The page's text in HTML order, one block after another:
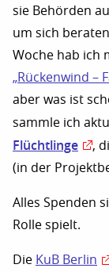
sie Behörden
um sich
Woche hab ich
„Rückenwind –
aber was ist
sammle ich
Flüchtlinge
,
(in der
Alles Spenden
Rolle spielt.
Die KuB Berlin